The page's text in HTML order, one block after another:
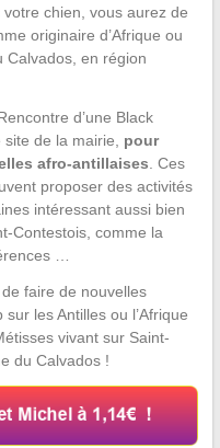
chien, vous aurez de
originaire d’Afrique ou
Calvados, en région
d’une Black
de la mairie, pour
afro-antillaises . Ces
proposer des activités
intéressant aussi bien
Contestois, comme la
…
faire de nouvelles
les Antilles ou l’Afrique
vivant sur Saint-
du Calvados !